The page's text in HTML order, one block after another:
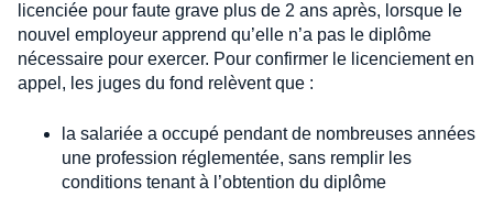
licenciée pour faute grave plus de 2 ans après, lorsque le
nouvel employeur apprend qu’elle n’a pas le diplôme
nécessaire pour exercer. Pour confirmer le licenciement en
appel, les juges du fond relèvent que :
la salariée a occupé pendant de nombreuses années
une profession réglementée, sans remplir les
conditions tenant à l’obtention du diplôme